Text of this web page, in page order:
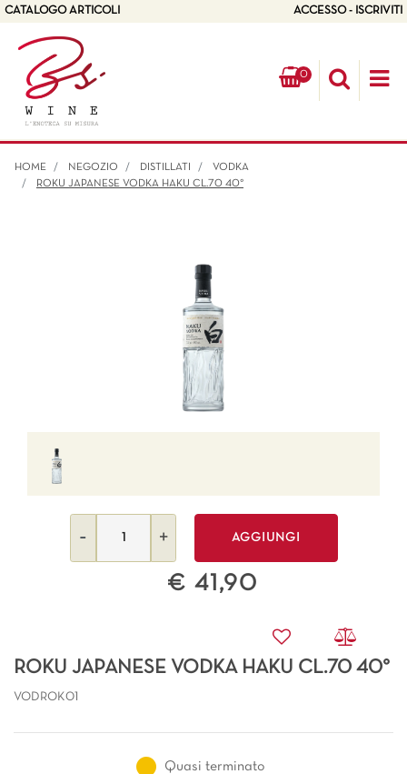
CATALOGO ARTICOLI ACCESSO - ISCRIVITI
0
HOME NEGOZIO DISTILLATI
VODKA
ROKU JAPANESE VODKA HAKU CL.70 40°
AGGIUNGI
€ 41,90
ROKU JAPANESE VODKA HAKU CL.70 40°
VODROK01
Quasi terminato